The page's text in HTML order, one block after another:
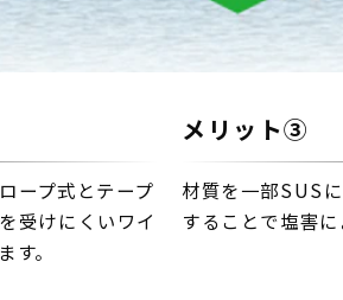
ープ式とテープ
受けにくいワイ
。
メリット③
材質を一部SUS
することで塩害